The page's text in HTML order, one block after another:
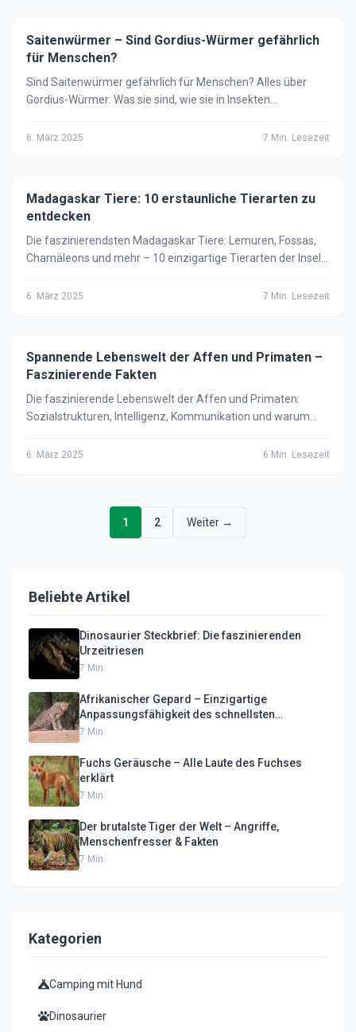
🦁 Tiere
Saitenwürmer – Sind Gordius-Würmer gefährlich
für Menschen?
Sind Saitenwürmer gefährlich für Menschen? Alles über
Gordius-Würmer: Was sie sind, wie sie in Insekten
6. März 2025 7 Min. Lesezeit
🦁 Tiere
Madagaskar Tiere: 10 erstaunliche Tierarten zu
entdecken
Die faszinierendsten Madagaskar Tiere: Lemuren, Fossas,
Chamäleons und mehr – 10 einzigartige Tierarten der Insel
6. März 2025 7 Min. Lesezeit
🦁 Tiere
Spannende Lebenswelt der Affen und Primaten –
Faszinierende Fakten
Die faszinierende Lebenswelt der Affen und Primaten:
Sozialstrukturen, Intelligenz, Kommunikation und warum
6. März 2025 6 Min. Lesezeit
1 2 Weiter →
Beliebte Artikel
Dinosaurier Steckbrief: Die faszinierenden
Urzeitriesen
7 Min.
Afrikanischer Gepard – Einzigartige
Anpassungsfähigkeit des schnellsten
Landtieres
7 Min.
Fuchs Geräusche – Alle Laute des Fuchses
erklärt
7 Min.
Der brutalste Tiger der Welt – Angriffe,
Menschenfresser & Fakten
7 Min.
Kategorien
Camping mit Hund
Dinosaurier